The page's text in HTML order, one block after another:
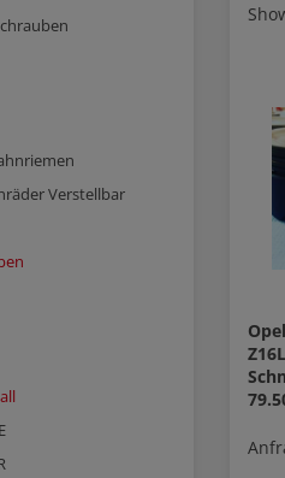
Verstellbar